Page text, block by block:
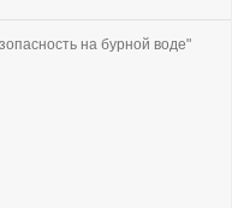
на бурной воде"